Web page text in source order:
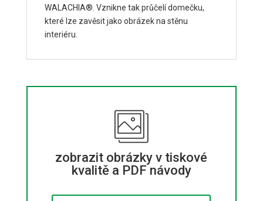
WALACHIA®. Vznikne tak průčelí domečku,
které lze zavěsit jako obrázek na stěnu
interiéru.
zobrazit obrázky v tiskové
kvalitě a PDF návody